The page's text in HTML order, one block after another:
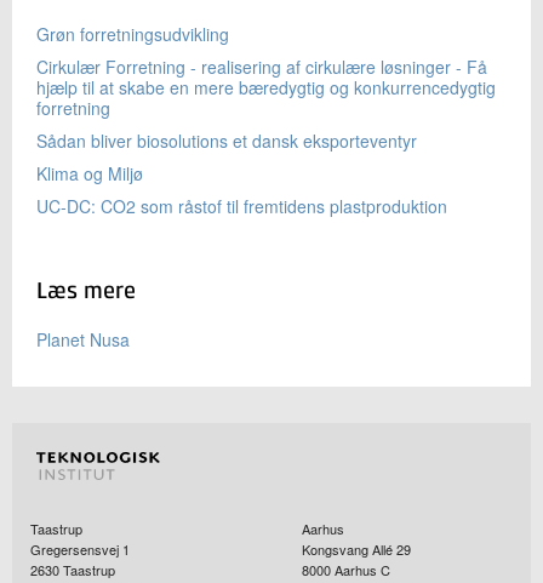
Grøn forretningsudvikling
Cirkulær Forretning - realisering af cirkulære løsninger - Få
hjælp til at skabe en mere bæredygtig og konkurrencedygtig
forretning
Sådan bliver biosolutions et dansk eksporteventyr
Klima og Miljø
UC-DC: CO2 som råstof til fremtidens plastproduktion
Læs mere
Planet Nusa
Taastrup
Gregersensvej 1
2630Taastrup
Aarhus
Kongsvang Allé 29
8000Aarhus C